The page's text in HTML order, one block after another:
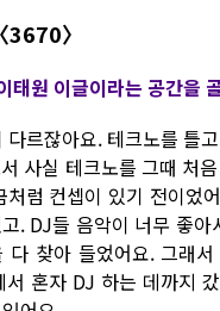
〉
태원 이글이라는 공간을
다르잖아요. 테크노를 틀
사실 테크노를 그때 처
처럼 컨셉이 있기 전이었
. DJ들 음악이 너무 좋
다 찾아 들었어요. 그래
서 혼자 DJ 하는 데까지